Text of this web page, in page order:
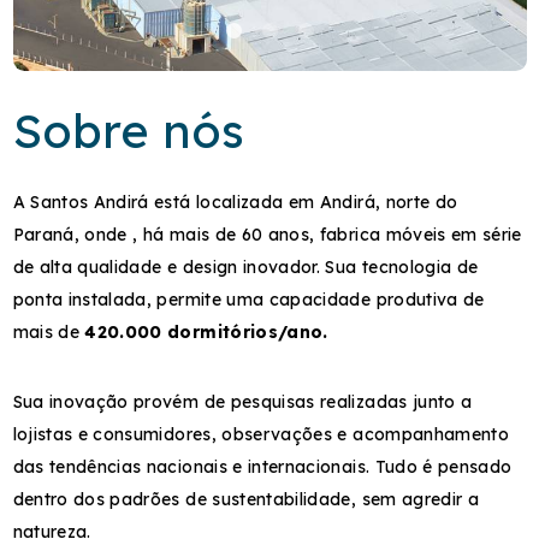
Sobre nós
A Santos Andirá está localizada em Andirá, norte do
Paraná, onde , há mais de 60 anos, fabrica móveis em série
de alta qualidade e design inovador. Sua tecnologia de
ponta instalada, permite uma capacidade produtiva de
mais de420.000 dormitórios/ano.
Sua inovação provém de pesquisas realizadas junto a
lojistas e consumidores, observações e acompanhamento
das tendências nacionais e internacionais. Tudo é pensado
dentro dos padrões de sustentabilidade, sem agredir a
natureza.